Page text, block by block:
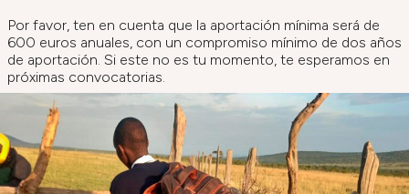
Por favor, ten en cuenta que la aportación mínima será de
600 euros anuales, con un compromiso mínimo de dos años
de aportación. Si este no es tu momento, te esperamos en
próximas convocatorias.